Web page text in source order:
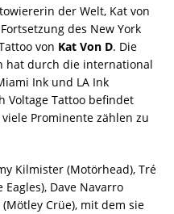
der Welt, Kat von
des New York
von Kat Von D. Die
hat durch die international
Ink und LA Ink
Voltage Tattoo befindet
Prominente zählen zu
Kilmister (Motörhead), Tré
Eagles), Dave Navarro
(Mötley Crüe), mit dem sie